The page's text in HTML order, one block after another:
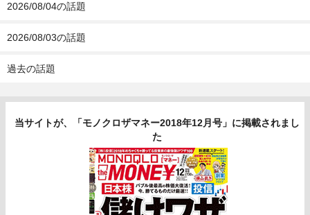
2026/08/04の話題
2026/08/03の話題
過去の話題
当サイトが、「モノクロザマネー2018年12月号」に掲載されまし
た